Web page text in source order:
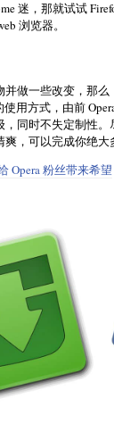
迷，那就试试
浏览器。
并做一些改变，那
用方式，由前
，同时不失定制性
，可以完成你绝大
Opera 粉丝带来希望